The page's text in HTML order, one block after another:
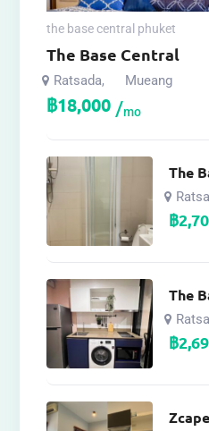
the base central phuket
The Base Central
Ratsada, Mueang
฿18,000 mo
The
฿
The
฿